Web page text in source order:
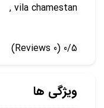
, vila chamestan
0/5
(0 Reviews)
ویژگی ها